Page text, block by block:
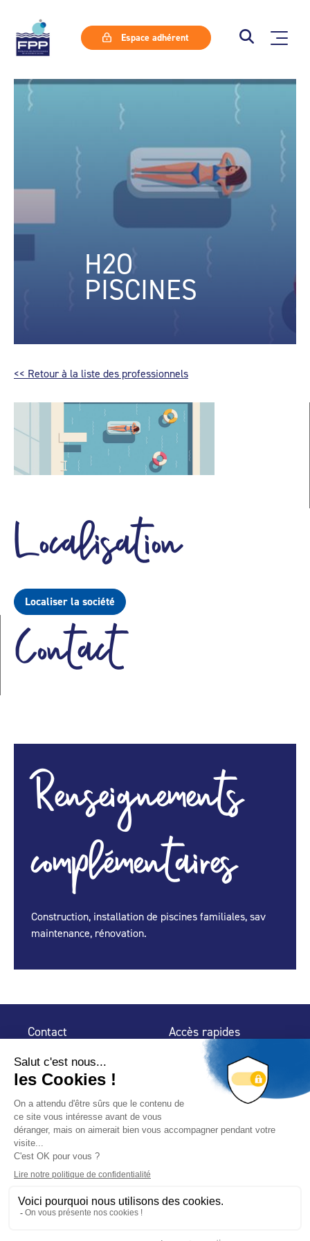
Espace adhérent
H2O
PISCINES
<< Retour à la liste des professionnels
Localisation
Localiser la société
Contact
Renseignements
complémentaires
Construction, installation de piscines familiales, sav
maintenance, rénovation.
Contact
32 rue de Mogador
75 009 Paris
Accès rapides
Espace Presse
Trouver un
professionnel
Nous suivre